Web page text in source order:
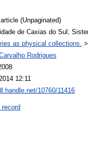
(Unpaginated)
de Caxias do Sul;
as physical collections.
Rodrigues
12:11
10760/11416